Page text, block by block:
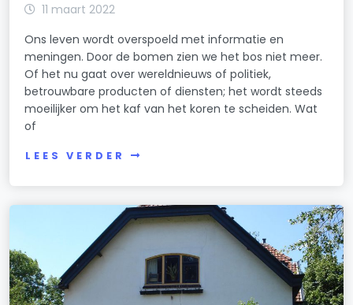
11 maart 2022
Ons leven wordt overspoeld met informatie en
meningen. Door de bomen zien we het bos niet meer.
Of het nu gaat over wereldnieuws of politiek,
betrouwbare producten of diensten; het wordt steeds
moeilijker om het kaf van het koren te scheiden. Wat
of
LEES VERDER